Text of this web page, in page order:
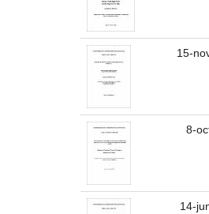
15-
8-
14-